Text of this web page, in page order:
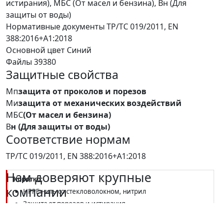
истирания), МБС (От масел и бензина), Вн (Для
защиты от воды)
Нормативные документы ТР/ТС 019/2011, EN
388:2016+A1:2018
Основной цвет Синий
Файлы 39380
Защитные свойства
Мпзащита от проколов и порезов
Мизащита от механических воздействий
МБС(От масел и бензина)
Вн (Для защиты от воды)
Соответствие нормам
ТР/ТС 019/2011, EN 388:2016+A1:2018
Коротко:
HPPE-нить со стекловолокном, нитрил
Защита от порезов и истирания
Нам доверяют крупные
компании